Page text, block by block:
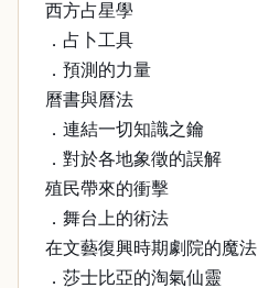
西方占星學
．占卜工具
．預測的力量
曆書與曆法
．連結一切知識之鑰
．對於各地象徵的誤解
殖民帶來的衝擊
．舞台上的術法
在文藝復興時期劇院的魔法
．莎士比亞的淘氣仙靈